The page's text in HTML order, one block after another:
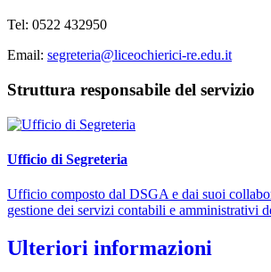
Tel: 0522 432950
Email: segreteria@liceochierici-re.edu.it
Struttura responsabile del servizio
Ufficio di Segreteria
Ufficio composto dal DSGA e dai suoi
gestione dei servizi contabili e amministrativi
Ulteriori informazioni